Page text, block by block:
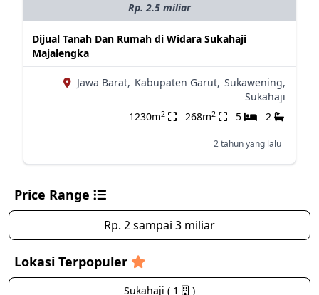
Rp. 2.5 miliar
Dijual Tanah Dan Rumah di Widara Sukahaji
Majalengka
Jawa Barat, Kabupaten Garut, Sukawening,
Sukahaji
1230m2 268m2 5 2
2 tahun yang lalu
Price Range
Rp. 2 sampai 3 miliar
Lokasi Terpopuler
Sukahaji ( 1 )